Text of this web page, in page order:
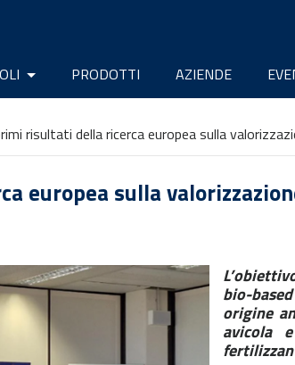
PRODOTTI AZIENDE
risultati della ricerca europea sulla
europea sulla
bio-
origine
avicola